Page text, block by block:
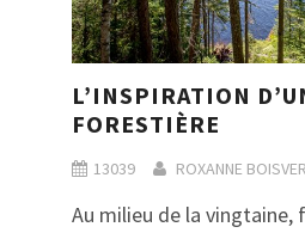
L’INSPIRATION
FORESTIÈRE
13039 ROXANNE
Au milieu de la vingtaine,